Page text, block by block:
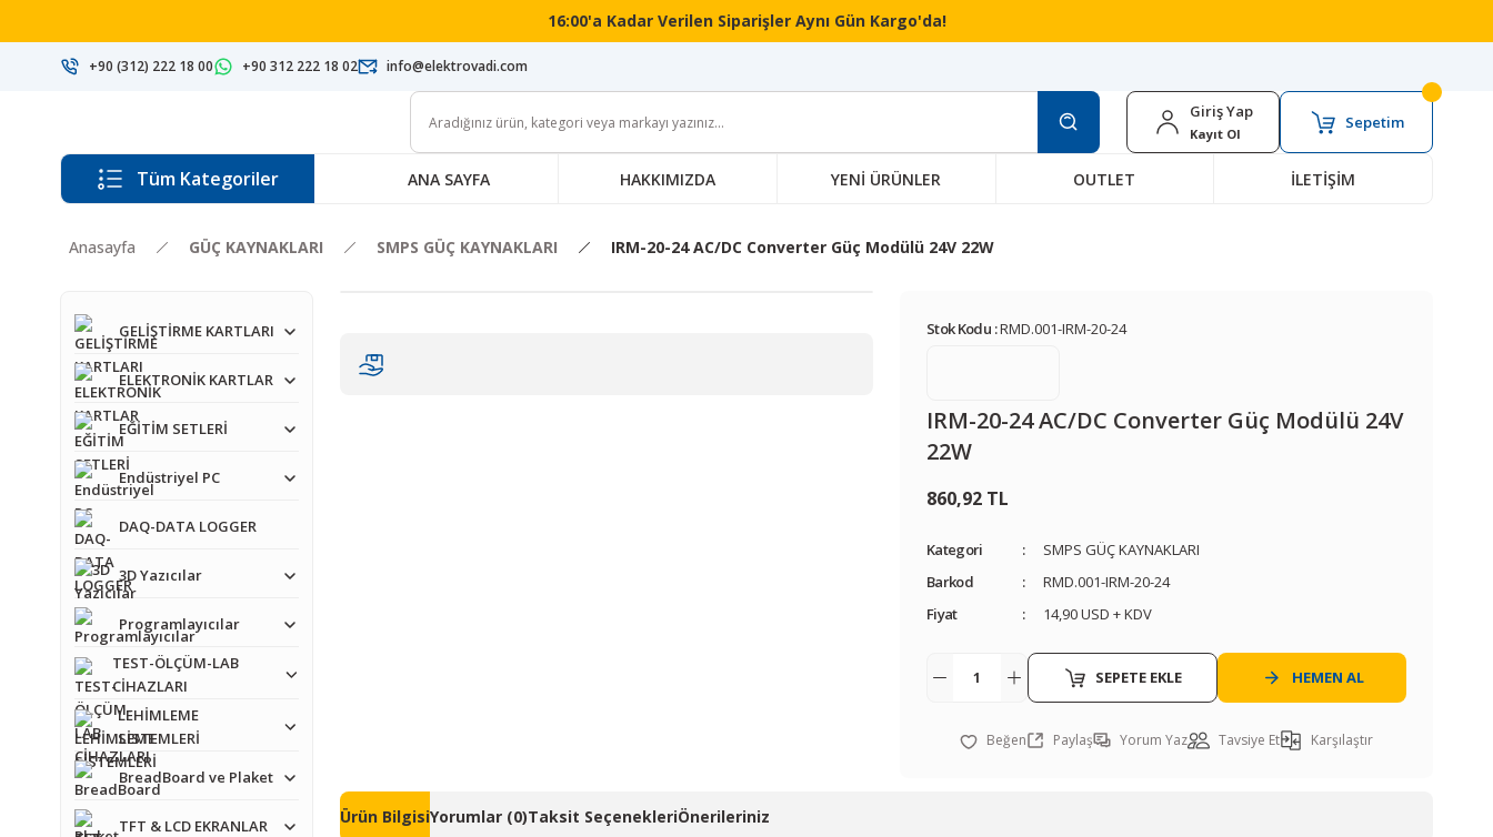
16:00'a Kadar Verilen Siparişler Aynı Gün Kargo'da!
+90 (312) 222 18 00 +90 312 222 18 02 info@elektrovadi.com
Giriş Yap
Kayıt Ol
Sepetim
Tüm Kategoriler ANA SAYFA HAKKIMIZDA YENİ ÜRÜNLER OUTLET İLETİŞİM
Anasayfa GÜÇ KAYNAKLARI SMPS GÜÇ KAYNAKLARI IRM-20-24 AC/DC Converter Güç Modülü 24V 22W
GELİŞTİRME KARTLARI
ELEKTRONİK KARTLAR
EĞİTİM SETLERİ
Endüstriyel PC
DAQ-DATA LOGGER
3D Yazıcılar
Programlayıcılar
TEST-ÖLÇÜM-LAB
CİHAZLARI
LEHİMLEME
SİSTEMLERİ
BreadBoard ve Plaket
TFT & LCD EKRANLAR
Stok Kodu :RMD.001-IRM-20-24
IRM-20-24 AC/DC Converter Güç Modülü 24V
22W
860,92 TL
Kategori
SMPS GÜÇ KAYNAKLARI
Barkod
RMD.001-IRM-20-24
Fiyat
14,90 USD + KDV
SEPETE EKLE HEMEN AL
Paylaş Yorum Yaz Tavsiye Et Karşılaştır
Ürün BilgisiYorumlar (0)Taksit SeçenekleriÖnerileriniz